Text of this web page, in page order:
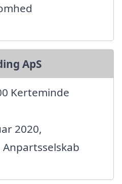
ApS
Kerteminde
2020,